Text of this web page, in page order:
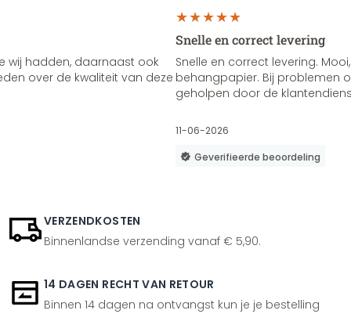
wij hadden, daarnaast ook
over de kwaliteit van deze
Snelle en correct levering
Snelle en correct levering.
behangpapier. Bij problemen
geholpen door de
11-06-2026
Geverifieerde beoordeling
VERZENDKOSTEN
Binnenlandse verzending vanaf € 5,90.
14 DAGEN RECHT VAN RETOUR
Binnen 14 dagen na ontvangst kun je je bestelling